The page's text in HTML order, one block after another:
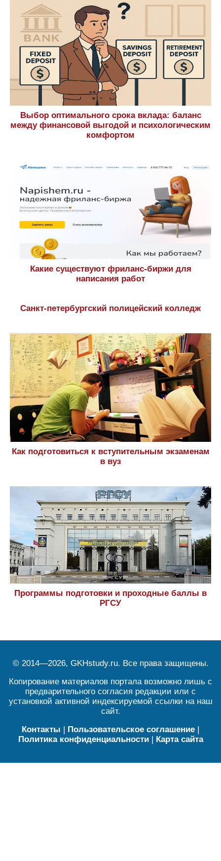
Выбор оптимального срока вклада: баланс
между финансовой выгодой и психологическим
комфортом
Какие существуют фриланс-биржи для
написания работ
Санкт-петербургский полицейский колледж
Как подготовиться к вступительным экзаменам
в вуз
Программы подготовки и проходные баллы в
РГСУ
© 2014—2026, GKHstudy.ru. Все права защищены.
Копирование материалов портала возможно лишь с
предварительного согласия редакции или с
установкой активной индексируемой ссылки на наш
сайт.
Контакты | Пользовательское соглашение |
Политика конфиденциальности| Карта сайта